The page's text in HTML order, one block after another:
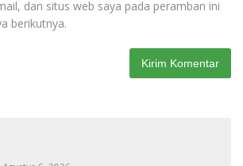
dan situs web saya pada peramban ini
berikutnya.